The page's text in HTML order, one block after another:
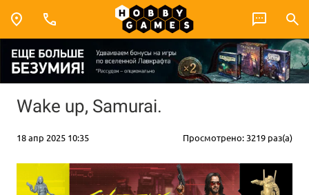
Wake up, Samurai.
18 апр 2025 10:35 Просмотрено: 3219 раз(а)